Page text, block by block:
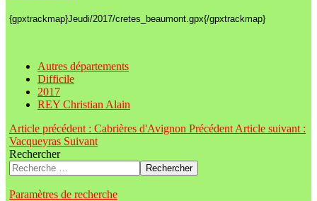
{gpxtrackmap}Jeudi/2017/cretes_beaumont.gpx{/gpxtrackmap}
Autres départements
Difficile
2017
REY Christian Alain
Article précédent : Cabrières d'Avignon Précédent Article suivant :
Vacqueyras Suivant
Rechercher
Rechercher
Paramètres de recherche